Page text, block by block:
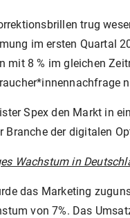
trug
im ersten Quartal
mit 8 % im gleichen
Spex den Markt in
der digitalen
Wachstum in
das Marketing
von 7%. Das